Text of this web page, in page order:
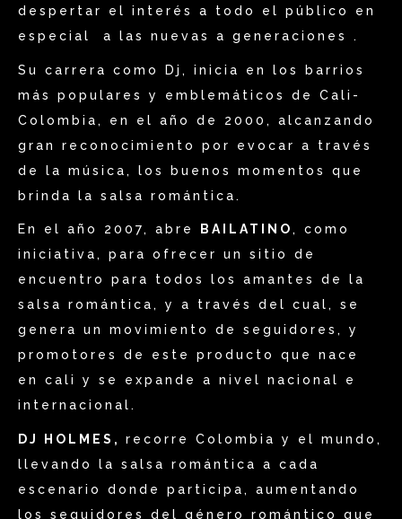
despertar el interés a todo el público en
especial a las nuevas a generaciones .
Su carrera como Dj, inicia en los barrios
más populares y emblemáticos de Cali-
Colombia, en el año de 2000, alcanzando
gran reconocimiento por evocar a través
de la música, los buenos momentos que
brinda la salsa romántica.
En el año 2007, abre BAILATINO , como
iniciativa, para ofrecer un sitio de
encuentro para todos los amantes de la
salsa romántica, y a través del cual, se
genera un movimiento de seguidores, y
promotores de este producto que nace
en cali y se expande a nivel nacional e
internacional.
DJ HOLMES, recorre Colombia y el mundo,
llevando la salsa romántica a cada
escenario donde participa, aumentando
los seguidores del género romántico que